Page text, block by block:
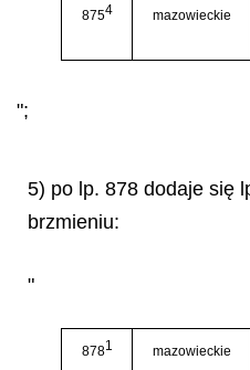
8754 mazowieckie
";
5) po lp. 878 dodaje się
brzmieniu:
"
8781 mazowieckie